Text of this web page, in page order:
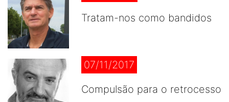
Tratam-nos como bandidos
07/11/2017
Compulsão para o retrocesso